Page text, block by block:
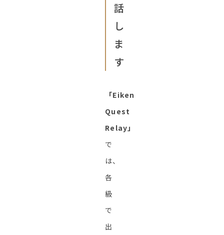
話
し
ま
す
「Eiken
Quest
Relay」
で
は、
各
級
で
出